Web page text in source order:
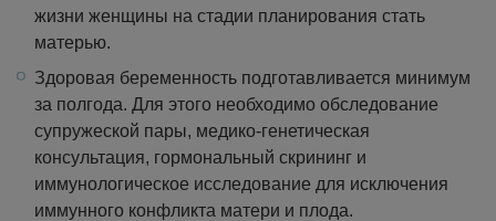
жизни женщины на стадии планирования стать
матерью.
Здоровая беременность подготавливается минимум
за полгода. Для этого необходимо обследование
супружеской пары, медико-генетическая
консультация, гормональный скрининг и
иммунологическое исследование для исключения
иммунного конфликта матери и плода.